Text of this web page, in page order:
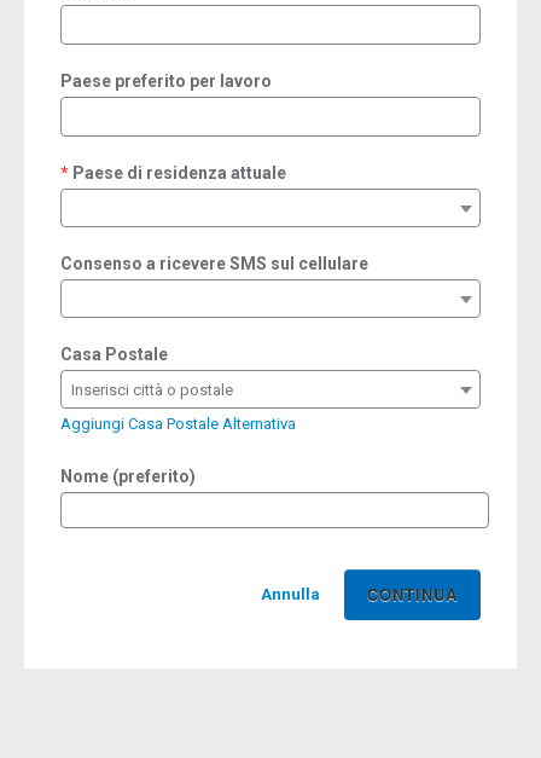
Paese preferito per lavoro
Paese di residenza attuale
required
Consenso a ricevere SMS sul cellulare
Casa Postale
Inserisci città o postale
Aggiungi Casa Postale Alternativa
Nome (preferito)
Annulla